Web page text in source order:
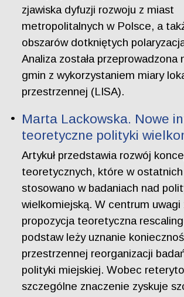
zjawiska dyfuzji rozwoju z miast
metropolitalnych w Polsce, a
obszarów dotkniętych
Analiza została przeprowadzona
gmin z wykorzystaniem miary
przestrzennej (LISA).
Marta Lackowska. Nowe
teoretyczne polityki
Artykuł przedstawia rozwój
teoretycznych, które w
stosowano w badaniach nad
wielkomiejską. W centrum uwagi
propozycja teoretyczna
podstaw leży uznanie
przestrzennej reorganizacji
polityki miejskiej. Wobec
szczególne znaczenie zyskuje